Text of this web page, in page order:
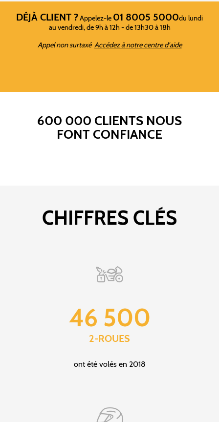
DÉJÀ CLIENT ?Appelez-le 01 8005 5000du lundi
au vendredi, de 9h à 12h - de 13h30 à 18h
Appel non surtaxé Accédez à notre centre d'aide
600 000 CLIENTS NOUS
FONT CONFIANCE
CHIFFRES CLÉS
46 500
2-ROUES
ont été volés en 2018